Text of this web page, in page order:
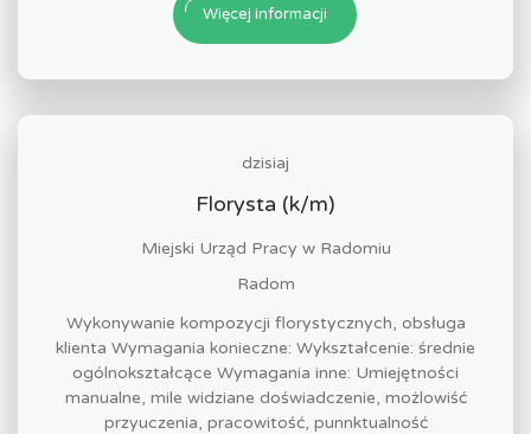
Więcej informacji
dzisiaj
Florysta (k/m)
Miejski Urząd Pracy w Radomiu
Radom
Wykonywanie kompozycji florystycznych, obsługa
klienta Wymagania konieczne: Wykształcenie: średnie
ogólnokształcące Wymagania inne: Umiejętności
manualne, mile widziane doświadczenie, możlowiść
przyuczenia, pracowitość, punnktualność